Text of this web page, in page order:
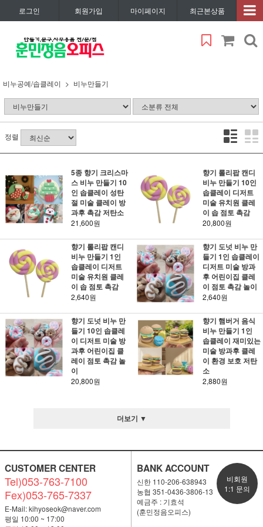
로그인 회원가입 마이페이지 최근본상품
비누공예/솝클레이 비누만들기
정렬
5종 향기 크리스마
스 비누 만들기 10
인 솝클레이 성탄
절 미술 클레이 방
과후 촉감 저탄소
21,600원
향기 롤리팝 캔디
비누 만들기 10인
솝클레이 디저트
미술 유치원 클레
이 솝 점토 촉감
20,800원
향기 롤리팝 캔디
비누 만들기 1인
솝클레이 디저트
미술 유치원 클레
이 솝 점토 촉감
2,640원
향기 도넛 비누 만
들기 1인 솝클레이
디저트 미술 방과
후 어린이집 클레
이 점토 촉감 놀이
2,640원
향기 도넛 비누 만
들기 10인 솝클레
이 디저트 미술 방
과후 어린이집 클
레이 점토 촉감 놀
이
20,800원
향기 햄버거 음식
비누 만들기 1인
솝클레이 재미있는
미술 방과후 클레
이 환경 보호 저탄
소
2,880원
더보기 ▼
CUSTOMER CENTER
Tel)053-763-7100
Fex)053-765-7337
E-Mail:kihyoseok@naver.com
평일 10:00 ~ 17:00
BANK ACCOUNT
신한 110-206-638943
농협 351-0436-3806-13
예금주 : 기효석
(훈민정음오피스)
비회원
1:1 문의